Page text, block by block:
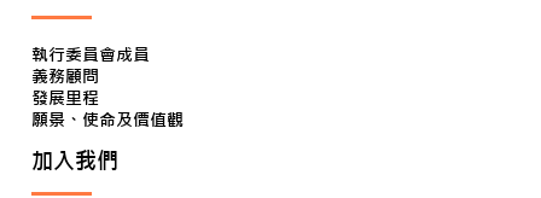
執行委員會成員
義務顧問
發展里程
願景、使命及價值觀
加入我們